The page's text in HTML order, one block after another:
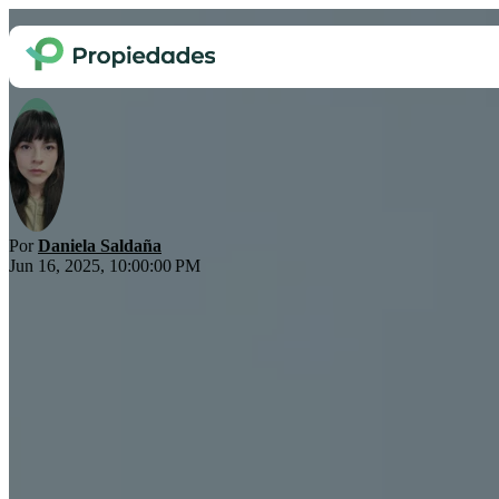
Cuánto cobra un valuador de
Por Daniela Saldaña
Jun 16, 2025, 10:00:00 PM